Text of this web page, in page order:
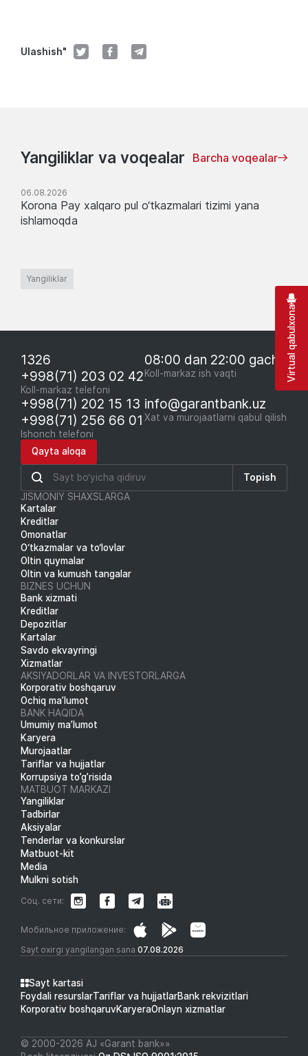
Ulashish"
Yangiliklar va voqealar Barcha voqealar
06.08.2026
Korona Pay xalqaro pul o‘tkazmalari tizimi yana
ishlamoqda
Yangiliklar
1326
+998(71) 203 02 42
Koll-markaz telefoni
08:00 dan 22:00 gacha
Koll-markaz ish vaqti
+998(71) 202 15 13
+998(71) 256 66 01
Ishonch telefoni
info@garantbank.uz
Xat va murojaatlarni qabul qilish
Qayta aloqa
Topish
JISMONIY SHAXSLARGA
Kartalar
Kreditlar
Omonatlar
O‘tkazmalar va to‘lovlar
Oltin quymalar
Oltin va kumush tangalar
BIZNES UCHUN
Bank xizmati
Kreditlar
Depozitlar
Kartalar
Savdo ekvayringi
Xizmatlar
AKSIYADORLAR VA INVESTORLARGA
Korporativ boshqaruv
Ochiq ma’lumot
BANK HAQIDA
Umumiy ma’lumot
Karyera
Murojaatlar
Tariflar va hujjatlar
Korrupsiya to’g’risida
MATBUOT MARKAZI
Yangiliklar
Tadbirlar
Aksiyalar
Tenderlar va konkurslar
Matbuot-kit
Media
Mulkni sotish
Sayt oxirgi yangilangan sana 07.08.2026
Мобильное приложение:
Соц. сети:
Sayt kartasi
Foydali resurslarTariflar va hujjatlarBank rekvizitlari
Korporativ boshqaruvKaryeraOnlayn xizmatlar
© 2000-2026 АJ «Garant bank»»
Virtual qabulxona